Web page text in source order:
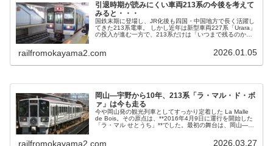
引退時期が読みにくい車両213系の今後を考えて
みると・・・
国鉄末期に登場し、JR化後も四国・中国地方で長く活躍し
てきた213系電車。 しかし近年は新型車両227系「Urara」
の投入が進む一方で、213系だけは「いつまで残るのか」
ます。 今回は、213系の現状と今後の去就について、鉄道
ファン目線で整理してみたいと思います。
railfromokayama2.com 2026.01.05
岡山―宇野から10年、213系「ラ・マル・ド・ボ
ァ」は今も走る
今や岡山発の観光列車としてすっかり定着した La Malle
de Bois。その原点は、**2016年4月9日に運行を開始した
「ラ・マル せとうち」**でした。最初の舞台は、岡山―宇
railfromokayama2.com 2026.03.27